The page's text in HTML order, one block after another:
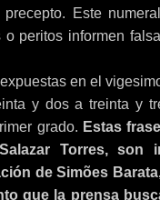
Este
peritos informen
en el
y dos a treinta y
grado. Estas
Torres, son
de Simões
que la prensa